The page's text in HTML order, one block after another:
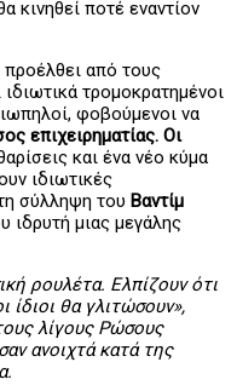
κινηθεί ποτέ εναντίον
προέλθει από τους
ιδιωτικά τρομοκρατημένοι
φοβούμενοι να
επιχειρηματίας. Οι
και ένα νέο κύμα
ιδιωτικές
σύλληψη του Βαντίμ
ιδρυτή μιας μεγάλης
ρουλέτα. Ελπίζουν ότι
ίδιοι θα γλιτώσουν»,
λίγους Ρώσους
ανοιχτά κατά της